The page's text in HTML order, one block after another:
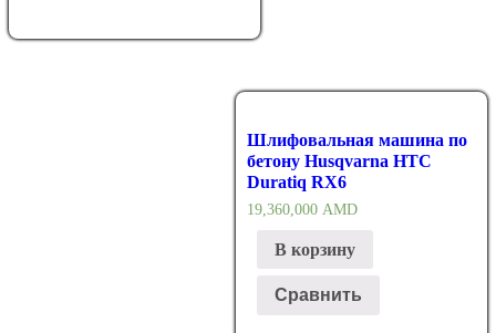
Шлифовальная машина по
бетону Husqvarna HTC
Duratiq RX6
19,360,000 AMD
В корзину
Сравнить